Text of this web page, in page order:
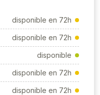
disponible en 72h
disponible en 72h
disponible
disponible en 72h
disponible en 72h